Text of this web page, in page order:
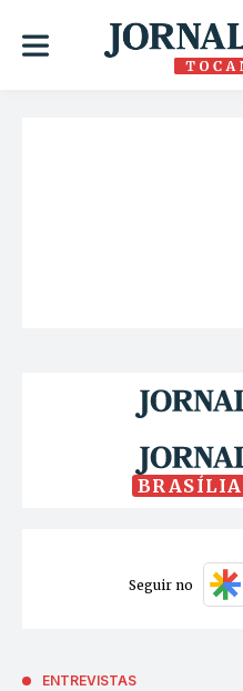
Seguir no
ENTREVISTAS